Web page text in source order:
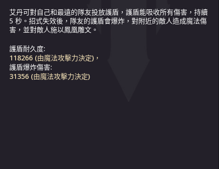
艾丹可對自己和最遠的隊友投放護盾，護盾能吸收所有傷害，持續
5 秒。招式失效後，隊友的護盾會爆炸，對附近的敵人造成魔法傷
害，並對敵人施以鳳凰雕文。
護盾耐久度:
118266 (由魔法攻擊力決定)，
護盾爆炸傷害:
31356 (由魔法攻擊力決定)
對距離最近且尚未被施加雕文的敵人施以鳳凰雕文。要是所有敵人
身上都有鳳凰雕文，艾丹可打擊最近的敵人，引燃火花，對目標附
近的敵人造成魔法傷害。鳳凰雕文可燒傷敵人，持續施加6秒的純
鳳凰雕文會每1秒造成9124 (由魔法攻擊力決定)一次純傷害。 火花
會對燃燒目標周圍的所有敵人造成66283 (由魔法攻擊力決定)傷
害。:
艾丹可釋放火浪，治療除了自己以外的所有隊友。在戰鬥開始後，
他還會每2秒恢復一次生命值，強化下一波治療火浪。火浪的效果
會隨艾丹生命值的恢復量多寡而變化，一旦艾丹的生命值降至低於
將停止燃燒。
火浪對每位隊友的基礎治療量:
7307 (由魔法攻擊力決定)，
與距離最遠的隊友建立羈絆，或與凱拉建立羈絆（如果她在隊伍
內）。建立羈絆後，隊友將會成為「鳳凰的擁抱」的目標。英雄將
能共享生命值，把所有治療和傷害傳給彼此，還將獲得與其普通護
雄死亡時結束。
護甲和魔法防禦力加成:
10%